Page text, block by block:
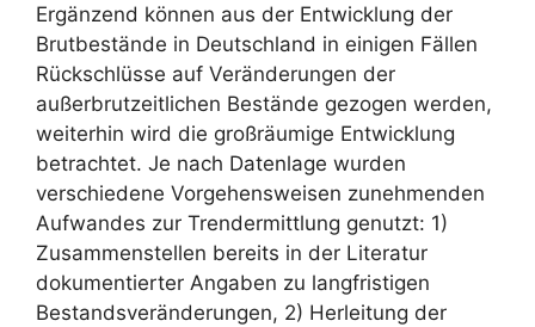
Ergänzend können aus der Entwicklung der
Brutbestände in Deutschland in einigen Fällen
Rückschlüsse auf Veränderungen der
außerbrutzeitlichen Bestände gezogen werden,
weiterhin wird die großräumige Entwicklung
betrachtet. Je nach Datenlage wurden
verschiedene Vorgehensweisen zunehmenden
Aufwandes zur Trendermittlung genutzt: 1)
Zusammenstellen bereits in der Literatur
dokumentierter Angaben zu langfristigen
Bestandsveränderungen, 2) Herleitung der